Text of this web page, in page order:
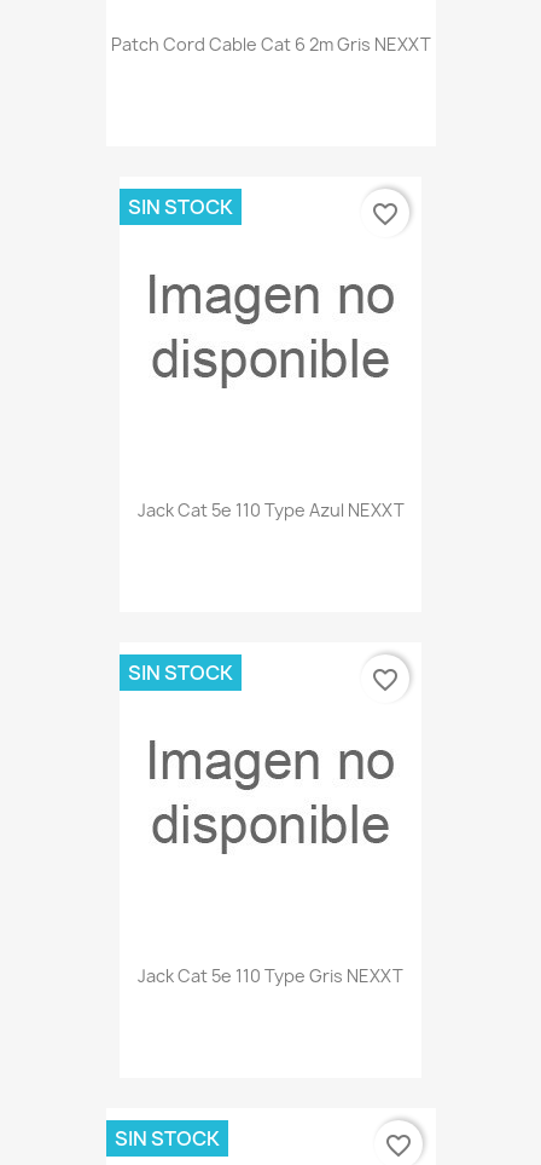
Patch Cord Cable Cat 6 2m Gris NEXXT
Jack Cat 5e 110 Type Azul NEXXT
SIN STOCK favorite_border
Jack Cat 5e 110 Type Gris NEXXT
SIN STOCK favorite_border
SIN STOCK favorite_border